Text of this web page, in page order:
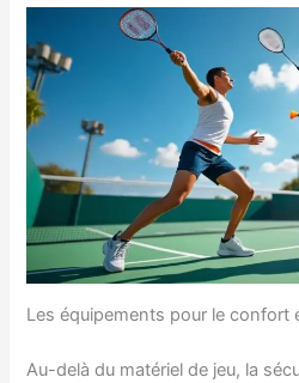
Les équipements pour le confort
Au-delà du matériel de jeu, la